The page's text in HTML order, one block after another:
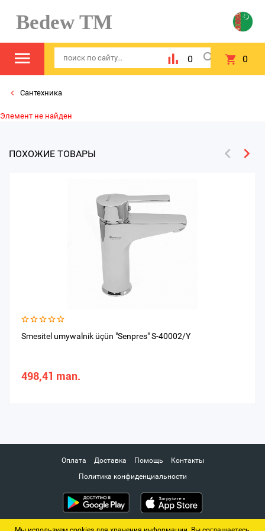
Bedew TM
0 0
Сантехника
Элемент не найден
ПОХОЖИЕ ТОВАРЫ
Smesitel umywalnik üçün "Senpres" S-40002/Y
498,41 man.
Оплата Доставка Помощь
Контакты
Политика конфиденциальности